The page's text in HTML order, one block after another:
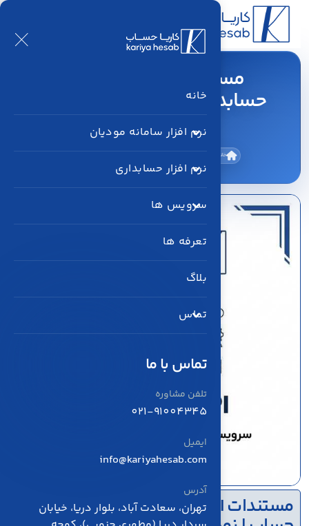
خانه
نرم افزار سامانه مودیان
نرم افزار حسابداری
سرویس ها
تعرفه ها
بلاگ
تماس
تماس با ما
تلفن مشاوره
021-91004345
ایمیل
info@kariyahesab.com
آدرس
تهران، سعادت آباد، بلوار دریا، خیابان
حسابداری کاریا حساب | نمونه
JSON
خانه
مستندات API ثبت سند حسابداری کاریا